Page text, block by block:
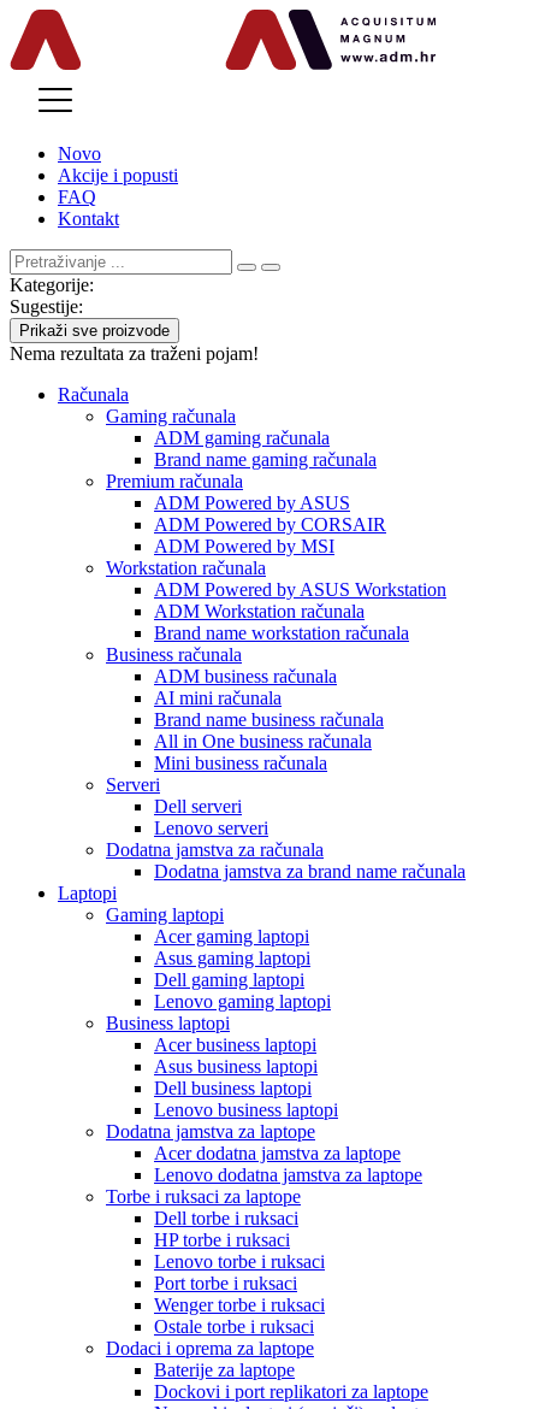
Novo
Akcije i popusti
FAQ
Kontakt
Kategorije:
Sugestije:
Prikaži sve proizvode
Nema rezultata za traženi pojam!
Računala
Gaming računala
ADM gaming računala
Brand name gaming računala
Premium računala
ADM Powered by ASUS
ADM Powered by CORSAIR
ADM Powered by MSI
Workstation računala
ADM Powered by ASUS Workstation
ADM Workstation računala
Brand name workstation računala
Business računala
ADM business računala
AI mini računala
Brand name business računala
All in One business računala
Mini business računala
Serveri
Dell serveri
Lenovo serveri
Dodatna jamstva za računala
Dodatna jamstva za brand name računala
Laptopi
Gaming laptopi
Acer gaming laptopi
Asus gaming laptopi
Dell gaming laptopi
Lenovo gaming laptopi
Business laptopi
Acer business laptopi
Asus business laptopi
Dell business laptopi
Lenovo business laptopi
Dodatna jamstva za laptope
Acer dodatna jamstva za laptope
Lenovo dodatna jamstva za laptope
Torbe i ruksaci za laptope
Dell torbe i ruksaci
HP torbe i ruksaci
Lenovo torbe i ruksaci
Port torbe i ruksaci
Wenger torbe i ruksaci
Ostale torbe i ruksaci
Dodaci i oprema za laptope
Baterije za laptope
Dockovi i port replikatori za laptope